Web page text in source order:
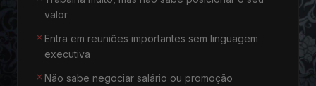
valor
Entra em reuniões importantes sem linguagem
executiva
Não sabe negociar salário ou promoção